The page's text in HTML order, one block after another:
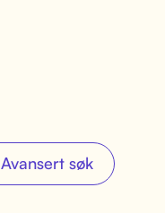
Avansert søk